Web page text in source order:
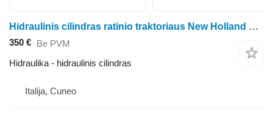
Hidraulinis cilindras ratinio traktoriaus New Holland T3.55F R.4WD
350 € Be PVM
Hidraulika - hidraulinis cilindras
Italija, Cuneo